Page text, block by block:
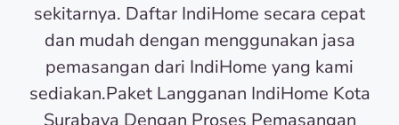
sekitarnya. Daftar IndiHome secara cepat
dan mudah dengan menggunakan jasa
pemasangan dari IndiHome yang kami
sediakan.Paket Langganan IndiHome Kota
Surabaya Dengan Proses Pemasangan